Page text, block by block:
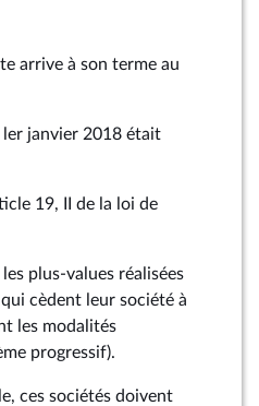
arrive à son terme au
ler janvier 2018 était
19, II de la loi de
plus-values réalisées
cèdent leur société à
les modalités
progressif).
ces sociétés doivent